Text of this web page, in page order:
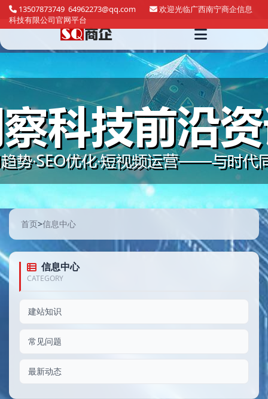
13507873749 64962273@qq.com
欢迎光临广西南宁商企信息
科技有限公司官网平台
首页>信息中心
信息中心
CATEGORY
建站知识
常见问题
最新动态